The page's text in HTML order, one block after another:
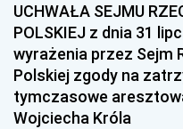
UCHWAŁA SEJMU
POLSKIEJ z dnia 31
wyrażenia przez Sejm
Polskiej zgody na
tymczasowe
Wojciecha Króla